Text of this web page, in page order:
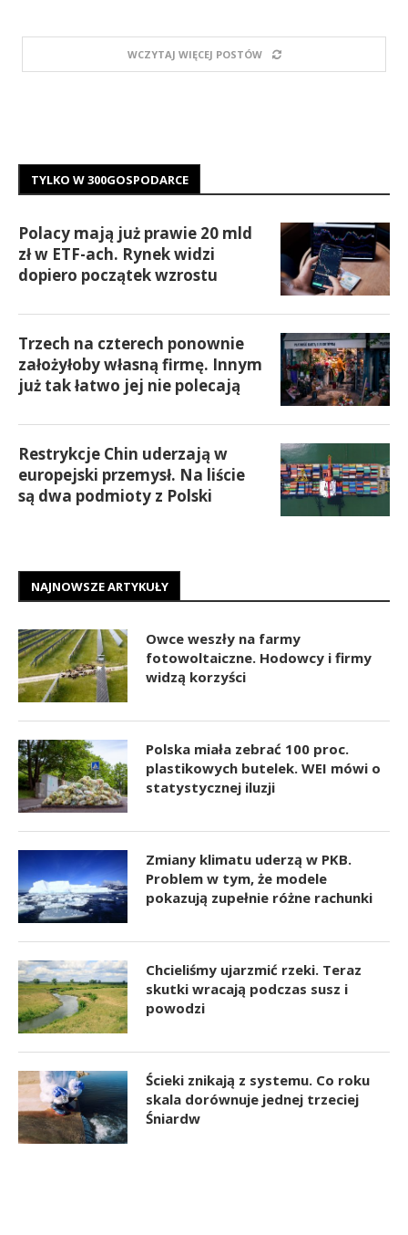
WCZYTAJ WIĘCEJ POSTÓW
TYLKO W 300GOSPODARCE
Polacy mają już prawie 20 mld
zł w ETF-ach. Rynek widzi
dopiero początek wzrostu
Trzech na czterech ponownie
założyłoby własną firmę. Innym
już tak łatwo jej nie polecają
Restrykcje Chin uderzają w
europejski przemysł. Na liście
są dwa podmioty z Polski
NAJNOWSZE ARTYKUŁY
Owce weszły na farmy
fotowoltaiczne. Hodowcy i firmy
widzą korzyści
Polska miała zebrać 100 proc.
plastikowych butelek. WEI mówi o
statystycznej iluzji
Zmiany klimatu uderzą w PKB.
Problem w tym, że modele
pokazują zupełnie różne rachunki
Chcieliśmy ujarzmić rzeki. Teraz
skutki wracają podczas susz i
powodzi
Ścieki znikają z systemu. Co roku
skala dorównuje jednej trzeciej
Śniardw